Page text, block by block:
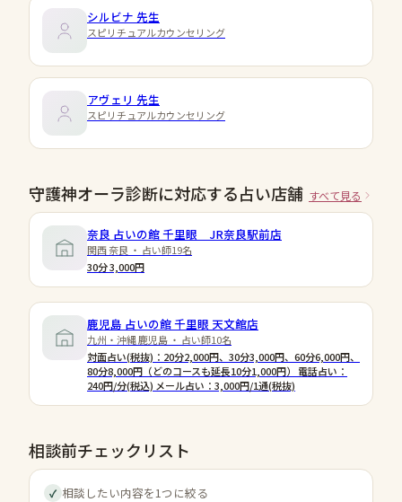
シルビナ 先生
スピリチュアルカウンセリング
アヴェリ 先生
スピリチュアルカウンセリング
守護神オーラ診断に対応する占い店舗 すべて見る
奈良 占いの館 千里眼 JR奈良駅前店
関西 奈良 ・ 占い師19名
30分 3,000円
鹿児島 占いの館 千里眼 天文館店
九州・沖縄 鹿児島 ・ 占い師10名
対面占い(税抜)：20分2,000円、30分3,000円、60分6,000円、
80分8,000円（どのコースも延長10分1,000円） 電話占い：
240円/分(税込) メール占い：3,000円/1通(税抜)
相談前チェックリスト
✓ 相談したい内容を1つに絞る